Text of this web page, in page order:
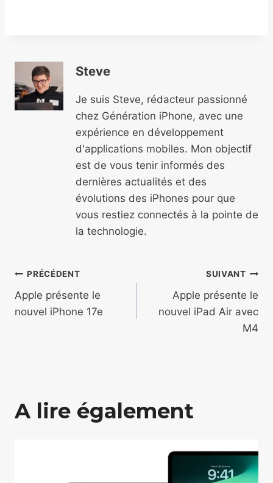
Steve
Je suis Steve, rédacteur passionné
chez Génération iPhone, avec une
expérience en développement
d'applications mobiles. Mon objectif
est de vous tenir informés des
dernières actualités et des
évolutions des iPhones pour que
vous restiez connectés à la pointe de
la technologie.
Navigation
de
PRÉCÉDENT
Apple présente le
nouvel iPhone 17e
SUIVANT
Apple présente le
nouvel iPad Air avec
M4
A lire également